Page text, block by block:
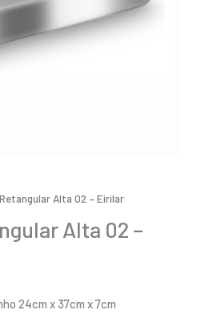
Alta 02 – Eirilar
Alta 02 –
24cm x 37cm x 7cm